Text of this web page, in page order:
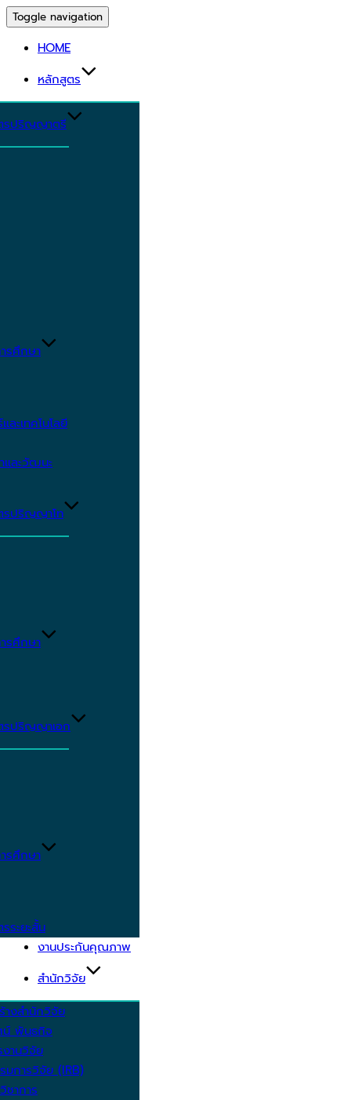
Toggle navigation
HOME
หลักสูตร
รปริญญาตรี
รศึกษา
ะเทคโนโลยี
และวัฒนะ
รปริญญาโท
รศึกษา
รปริญญาเอก
รศึกษา
ระยะสั้น
งานประกันคุณภาพ
สำนักวิจัย
างสำนักวิจัย
น์ พันธกิจ
งานวิจัย
มการวิจัย (IRB)
ชาการ